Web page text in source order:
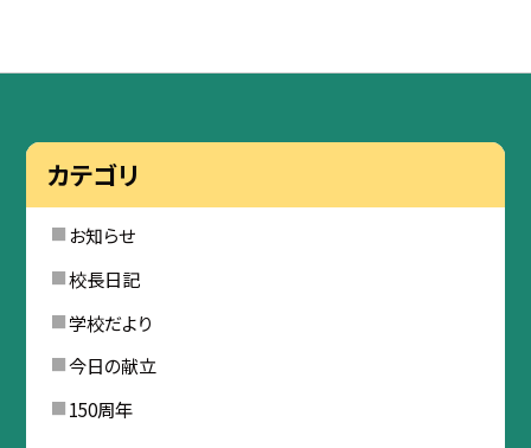
カテゴリ
お知らせ
校長日記
学校だより
今日の献立
150周年